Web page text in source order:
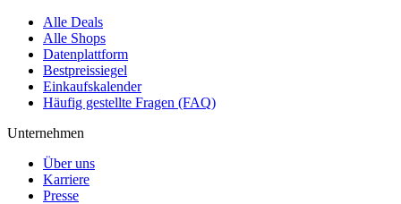
Alle Deals
Alle Shops
Datenplattform
Bestpreissiegel
Einkaufskalender
Häufig gestellte Fragen (FAQ)
Unternehmen
Über uns
Karriere
Presse